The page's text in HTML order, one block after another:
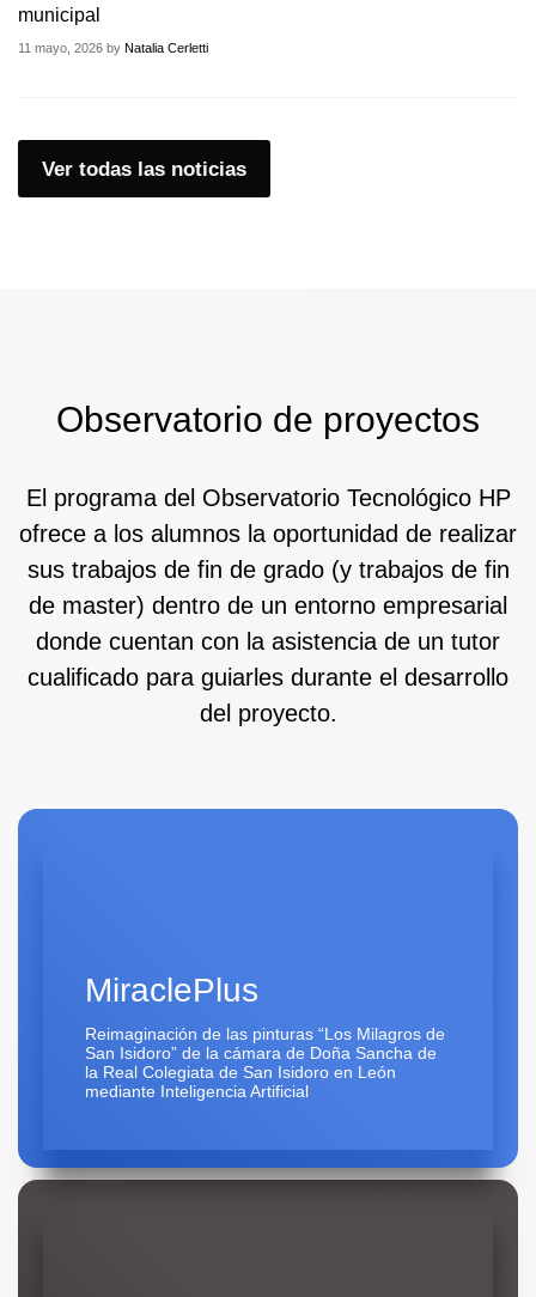
municipal
11 mayo, 2026 by Natalia Cerletti
Ver todas las noticias
Observatorio de proyectos
El programa del Observatorio Tecnológico HP
ofrece a los alumnos la oportunidad de realizar
sus trabajos de fin de grado (y trabajos de fin
de master) dentro de un entorno empresarial
donde cuentan con la asistencia de un tutor
cualificado para guiarles durante el desarrollo
del proyecto.
MiraclePlus
Reimaginación de las pinturas “Los Milagros de
San Isidoro” de la cámara de Doña Sancha de
la Real Colegiata de San Isidoro en León
mediante Inteligencia Artificial